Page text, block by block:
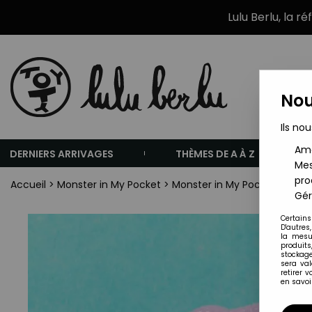
Lulu Berlu, la
DERNIERS ARRIVAGES THÈMES DE A À Z
Accueil > Monster in My Pocket > Monster in My Pocket -
Ils
la
sera
retirer
en